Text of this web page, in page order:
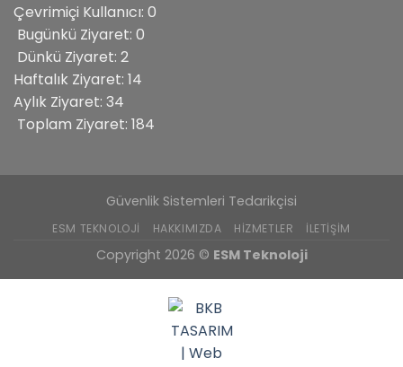
Çevrimiçi Kullanıcı: 0
Bugünkü Ziyaret: 0
Dünkü Ziyaret: 2
Haftalık Ziyaret: 14
Aylık Ziyaret: 34
Toplam Ziyaret: 184
Güvenlik Sistemleri Tedarikçisi
ESM TEKNOLOJI HAKKIMIZDA HIZMETLER İLETIŞIM
Copyright 2026 © ESM Teknoloji